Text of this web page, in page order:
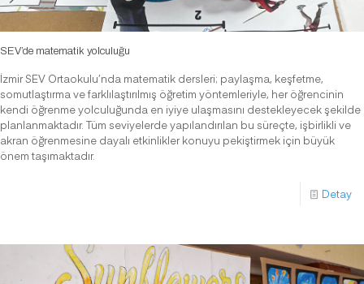
SEV’de matematik yolculuğu
İzmir SEV Ortaokulu’nda matematik dersleri; paylaşma, keşfetme,
somutlaştırma ve farklılaştırılmış öğretim yöntemleriyle, her öğrencinin
kendi öğrenme yolculuğunda en iyiye ulaşmasını destekleyecek şekilde
planlanmaktadır. Tüm seviyelerde yapılandırılan bu süreçte, işbirlikli ve
akran öğrenmesine dayalı etkinlikler konuyu pekiştirmek için büyük
önem taşımaktadır.
Detay